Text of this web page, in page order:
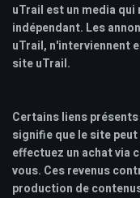
uTrail est un media
indépendant. Les
uTrail, n'interviennent
site uTrail.
Certains liens
signifie que le site
effectuez un achat via
vous. Ces revenus
production de